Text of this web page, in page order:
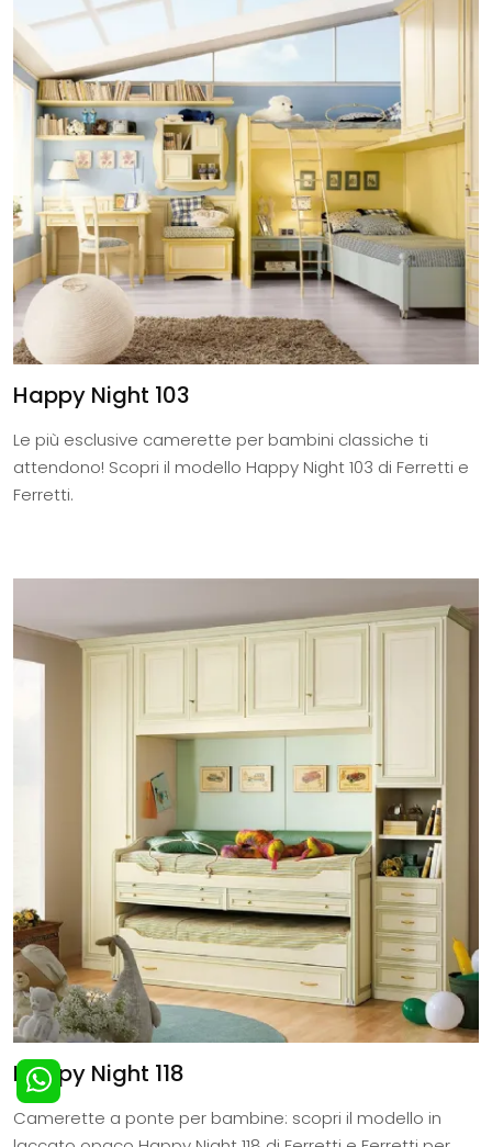
Happy Night 103
Le più esclusive camerette per bambini classiche ti
attendono! Scopri il modello Happy Night 103 di Ferretti e
Ferretti.
Happy Night 118
Camerette a ponte per bambine: scopri il modello in